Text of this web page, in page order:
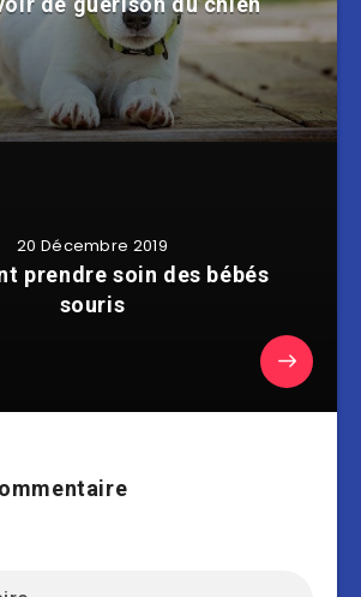
20 Décembre 2019
prendre soin des bébés
souris